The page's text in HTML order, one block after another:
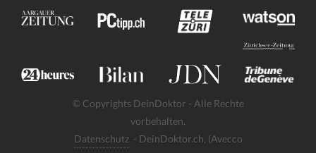
© Copyrights DeinDoktor - Alle Rechte
vorbehalten.
Datenschutz - DeinDoktor.ch, (Avecco